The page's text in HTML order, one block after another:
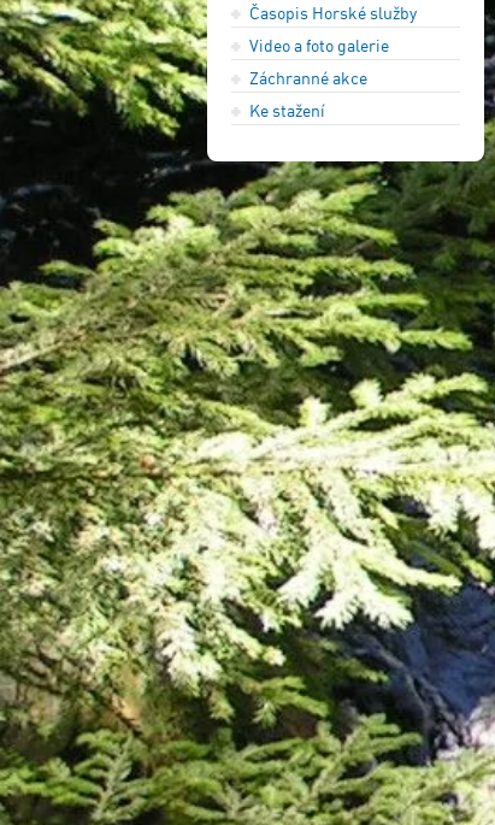
Časopis Horské služby
Video a foto galerie
Záchranné akce
Ke stažení